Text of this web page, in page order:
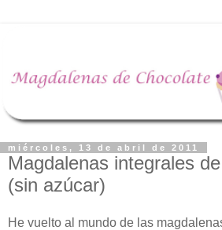
miércoles, 13 de abril de 2011
Magdalenas integrales
(sin azúcar)
He vuelto al mundo de las